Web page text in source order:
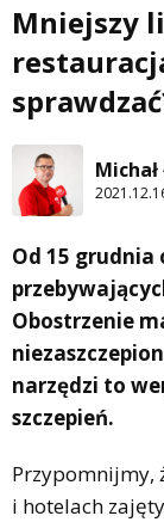
Mniejszy
Od 15
Obostrzenie
narzędzi to
szczepień.
Przypomnijmy,
i hotelach